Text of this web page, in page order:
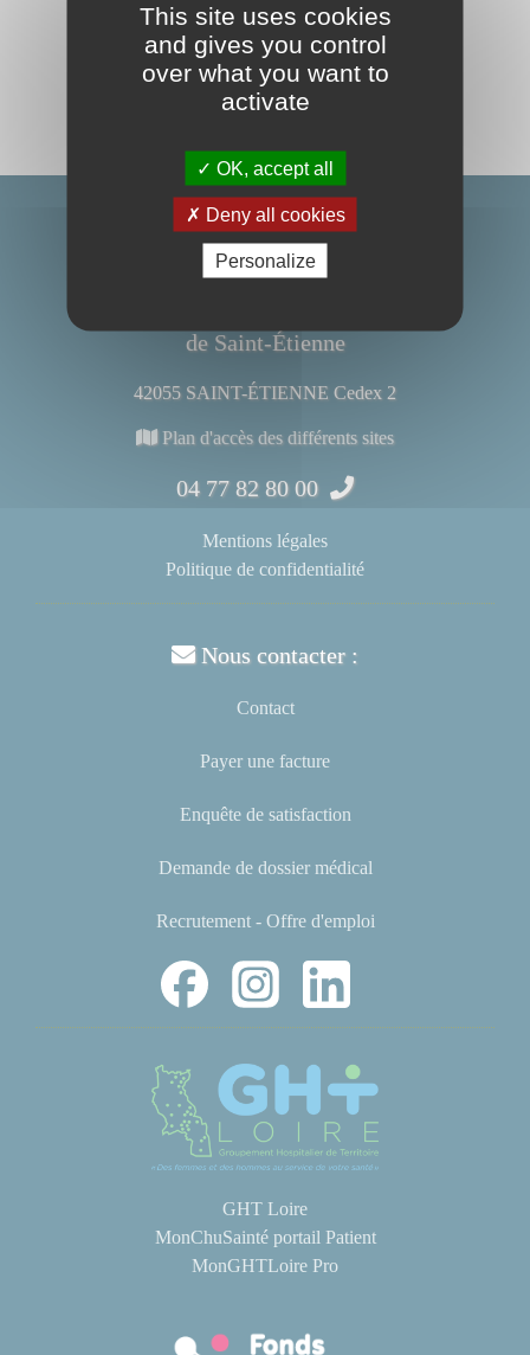
de Saint-Étienne
42055 SAINT-ÉTIENNE Cedex 2
Plan d'accès des différents sites
04 77 82 80 00
Mentions légales
Politique de confidentialité
Nous contacter :
Contact
Payer une facture
Enquête de satisfaction
Demande de dossier médical
Recrutement - Offre d'emploi
GHT Loire
MonChuSainté portail Patient
MonGHTLoire Pro
This site uses cookies
and gives you control
over what you want to
activate
OK, accept all
Deny all cookies
Personalize